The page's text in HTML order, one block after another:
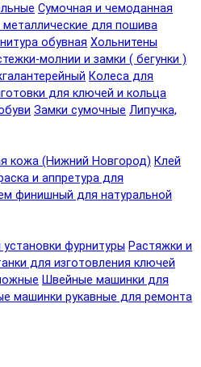
Сумочная и чемоданная
металлические для пошива
обувная Хольнитены
молнии и замки ( бегунки )
Колеса для
для ключей и кольца
Замки сумочные Липучка,
кожа (Нижний Новгород) Клей
и аппретура для
финишный для натуральной
фурнитуры Растяжки и
для изготовления ключей
Швейные машинки для
машинки рукавные для ремонта